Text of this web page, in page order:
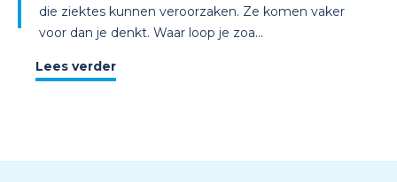
die ziektes kunnen veroorzaken. Ze komen vaker
voor dan je denkt. Waar loop je zoa...
Lees verder